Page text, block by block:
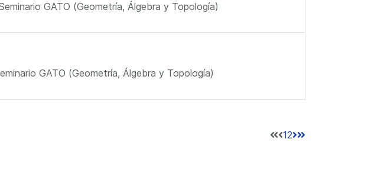
GATO (Geometría, Álgebra y Topología)
GATO (Geometría, Álgebra y Topología)
12